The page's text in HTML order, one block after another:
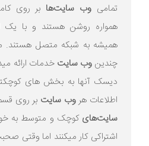
تمامی وب سایت‌ها بر روی
همواره روشن هستند و با یک
همیشه به شبکه متصل هستند.
چندینوب سایت خدمات ارائه
دیسک آنها به بخش های
اطلاعات هروب سایت بر روی
سایت‌هایکوچک و متوسط به
اشتراکی کار میکنند اما وقتی